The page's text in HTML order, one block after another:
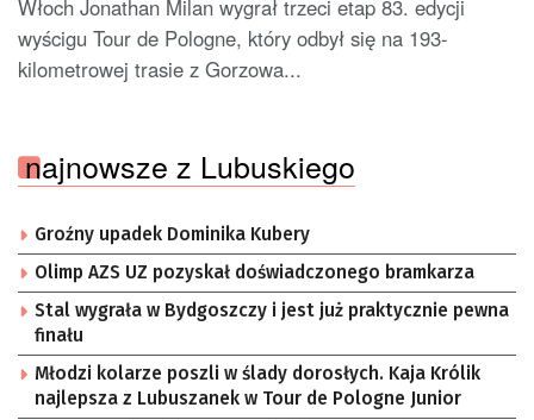
Włoch Jonathan Milan wygrał trzeci etap 83. edycji
wyścigu Tour de Pologne, który odbył się na 193-
kilometrowej trasie z Gorzowa...
najnowsze z Lubuskiego
Groźny upadek Dominika Kubery
Olimp AZS UZ pozyskał doświadczonego bramkarza
Stal wygrała w Bydgoszczy i jest już praktycznie pewna
finału
Młodzi kolarze poszli w ślady dorosłych. Kaja Królik
najlepsza z Lubuszanek w Tour de Pologne Junior